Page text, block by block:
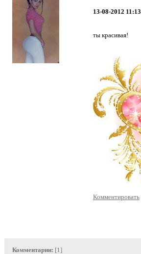
13-08-2012 11:13
ты красивая!
Комментировать
Комментарии: [1]